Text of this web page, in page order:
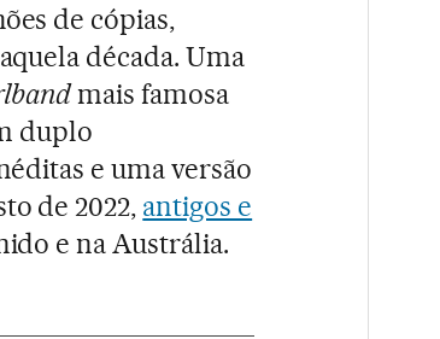
de cópias,
década. Uma
mais famosa
duplo
e uma versão
de 2022, antigos e
e na Austrália.